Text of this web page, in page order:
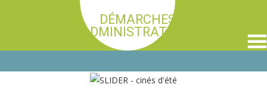
DÉMARCHES
ADMINISTRATIVES